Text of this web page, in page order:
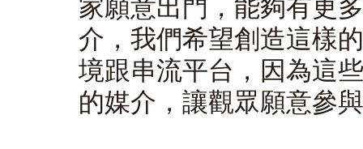
家願意出門，能夠有更
介，我們希望創造這樣
境跟串流平台，因為這
的媒介，讓觀眾願意參